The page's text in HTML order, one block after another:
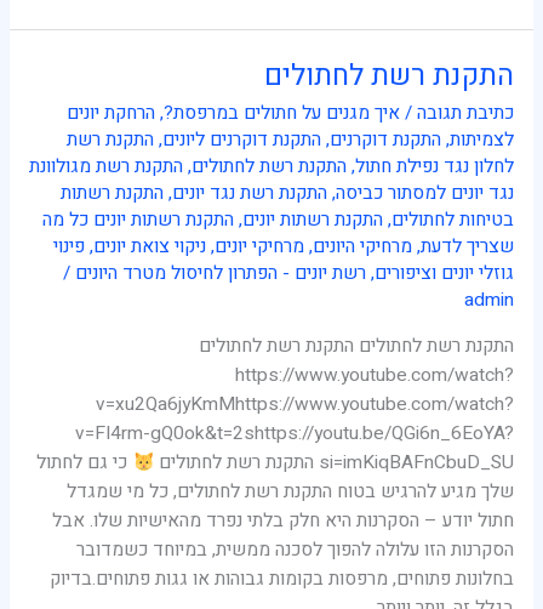
התקנת רשת לחתולים
כתיבת תגובה/איך מגנים על חתולים במרפסת?,הרחקת יונים
לצמיתות,התקנת דוקרנים,התקנת דוקרנים ליונים,התקנת רשת
לחלון נגד נפילת חתול,התקנת רשת לחתולים,התקנת רשת מגולוונת
נגד יונים למסתור כביסה,התקנת רשת נגד יונים,התקנת רשתות
בטיחות לחתולים,התקנת רשתות יונים,התקנת רשתות יונים כל מה
שצריך לדעת,מרחיקי היונים,מרחיקי יונים,ניקוי צואת יונים,פינוי
גוזלי יונים וציפורים,רשת יונים - הפתרון לחיסול מטרד היונים /
admin
התקנת רשת לחתולים התקנת רשת לחתולים
https://www.youtube.com/watch?
v=xu2Qa6jyKmMhttps://www.youtube.com/watch?
v=FI4rm-gQ0ok&t=2shttps://youtu.be/QGi6n_6EoYA?
si=imKiqBAFnCbuD_SU התקנת רשת לחתולים
כי גם לחתול
שלך מגיע להרגיש בטוח התקנת רשת לחתולים, כל מי שמגדל
חתול יודע – הסקרנות היא חלק בלתי נפרד מהאישיות שלו. אבל
הסקרנות הזו עלולה להפוך לסכנה ממשית, במיוחד כשמדובר
בחלונות פתוחים, מרפסות בקומות גבוהות או גגות פתוחים.בדיוק
התקנת
לחתולים